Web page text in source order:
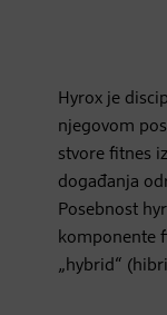
Hyrox je
njegovom
stvore fitnes
događanja
Posebnost
komponente
„hybrid“